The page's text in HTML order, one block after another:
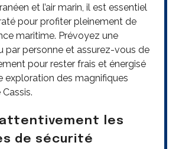
et l’air marin, il est essentiel
pour profiter pleinement de
maritime. Prévoyez une
par personne et assurez-vous de
pour rester frais et énergisé
exploration des magnifiques
les
de sécurité